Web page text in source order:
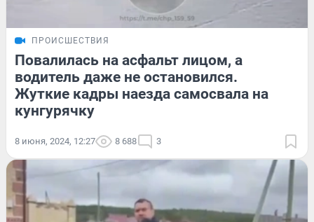
ПРОИСШЕСТВИЯ
Повалилась на асфальт лицом, а
водитель даже не остановился.
Жуткие кадры наезда самосвала на
кунгурячку
8 июня, 2024, 12:27 8 688 3